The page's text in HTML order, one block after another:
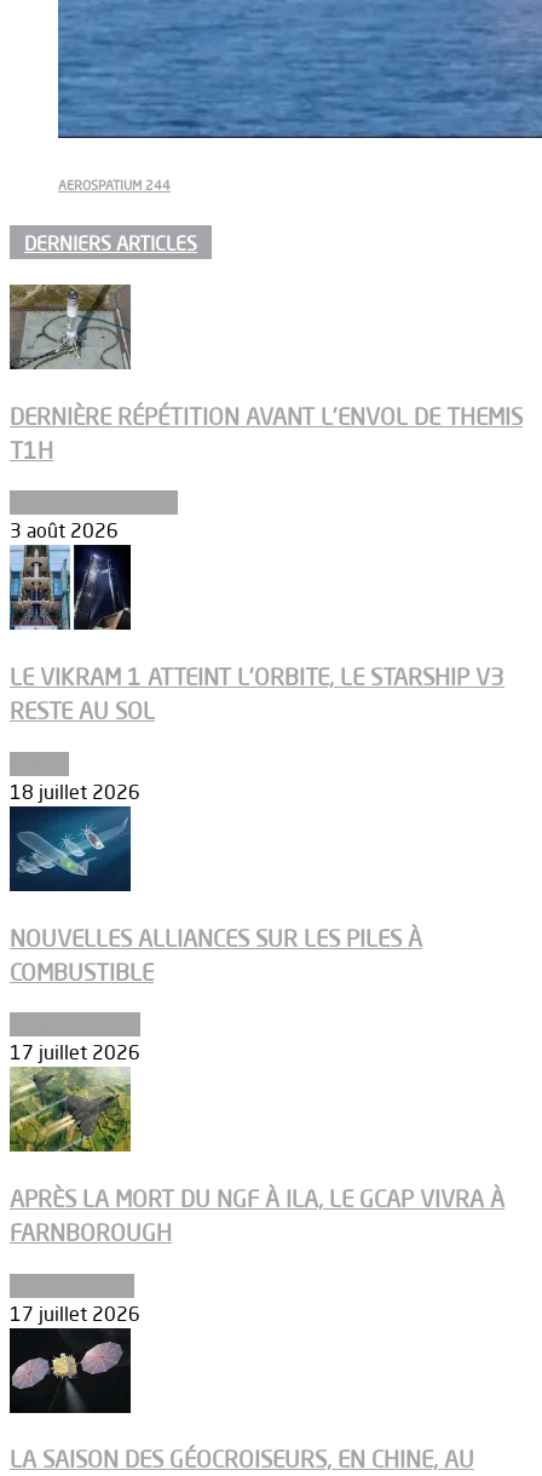
AEROSPATIUM 244
DERNIERS ARTICLES
DERNIÈRE RÉPÉTITION AVANT L’ENVOL DE THEMIS
T1H
3 août 2026
LE VIKRAM 1 ATTEINT L’ORBITE, LE STARSHIP V3
RESTE AU SOL
18 juillet 2026
NOUVELLES ALLIANCES SUR LES PILES À
COMBUSTIBLE
17 juillet 2026
APRÈS LA MORT DU NGF À ILA, LE GCAP VIVRA À
FARNBOROUGH
17 juillet 2026
LA SAISON DES GÉOCROISEURS, EN CHINE, AU